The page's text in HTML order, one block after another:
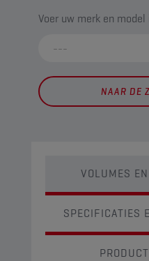
Voer uw merk en model
NAAR DE
VOLUMES
SPECIFICATIES